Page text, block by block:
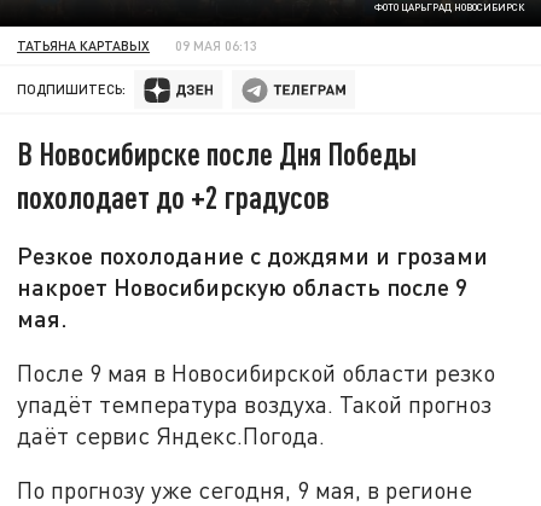
ФОТО ЦАРЬГРАД НОВОСИБИРСК
ТАТЬЯНА КАРТАВЫХ 09 МАЯ 06:13
ПОДПИШИТЕСЬ:
В Новосибирске после Дня Победы
похолодает до +2 градусов
Резкое похолодание с дождями и грозами
накроет Новосибирскую область после 9
мая.
После 9 мая в Новосибирской области резко
упадёт температура воздуха. Такой прогноз
даёт сервис Яндекс.Погода.
По прогнозу уже сегодня, 9 мая, в регионе